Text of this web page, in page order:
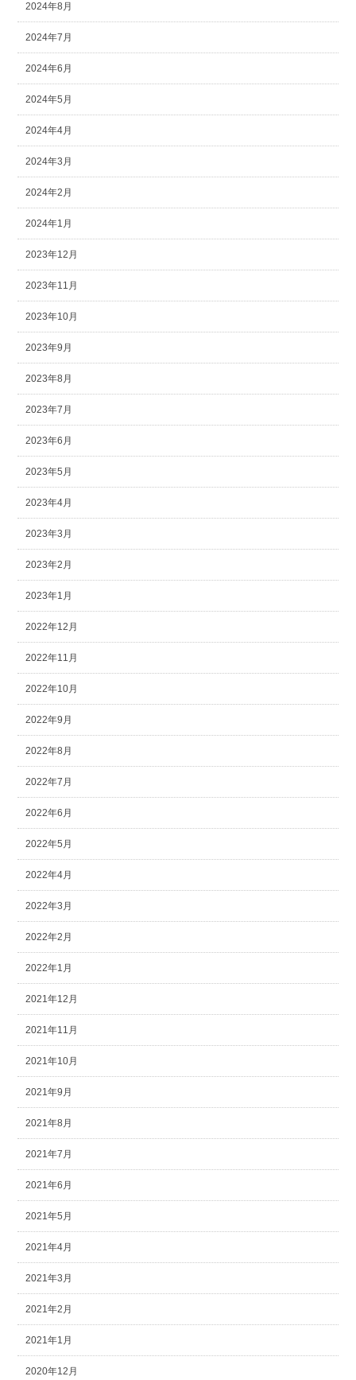
2024年8月
2024年7月
2024年6月
2024年5月
2024年4月
2024年3月
2024年2月
2024年1月
2023年12月
2023年11月
2023年10月
2023年9月
2023年8月
2023年7月
2023年6月
2023年5月
2023年4月
2023年3月
2023年2月
2023年1月
2022年12月
2022年11月
2022年10月
2022年9月
2022年8月
2022年7月
2022年6月
2022年5月
2022年4月
2022年3月
2022年2月
2022年1月
2021年12月
2021年11月
2021年10月
2021年9月
2021年8月
2021年7月
2021年6月
2021年5月
2021年4月
2021年3月
2021年2月
2021年1月
2020年12月